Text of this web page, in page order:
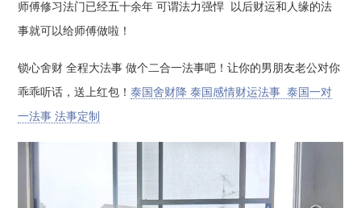
师傅修习法门已经五十余年 可谓法力强悍 以后财运和人缘的法
事就可以给师傅做啦！
锁心舍财 全程大法事 做个二合一法事吧！让你的男朋友老公对你
乖乖听话，送上红包！泰国舍财降 泰国感情财运法事 泰国一对
一法事 法事定制